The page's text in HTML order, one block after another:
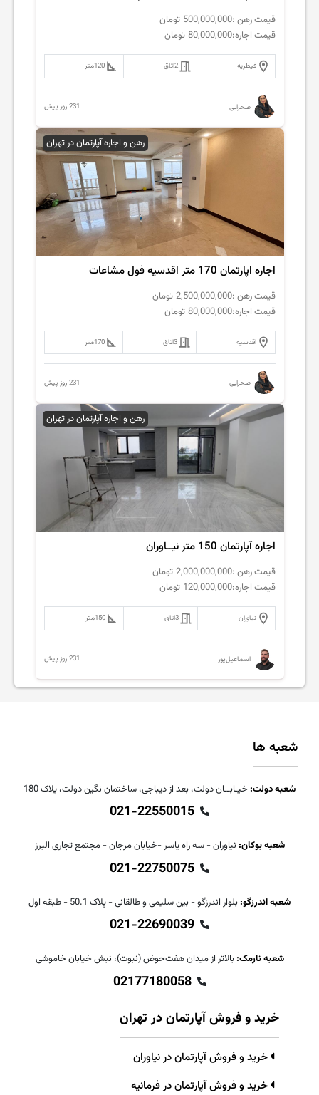
قیمت رهن :500,000,000 تومان
قیمت اجاره:80,000,000 تومان
قیطریه 2اتاق 120متر
صحرایی 231 روز پیش
رهن و اجاره آپارتمان در تهران
اجاره اپارتمان 170 متر اقدسیه فول مشاعات
قیمت رهن :2,500,000,000 تومان
قیمت اجاره:80,000,000 تومان
اقدسیه 3اتاق 170متر
صحرایی 231 روز پیش
رهن و اجاره آپارتمان در تهران
اجاره آپارتمان 150 متر نیــاوران
قیمت رهن :2,000,000,000 تومان
قیمت اجاره:120,000,000 تومان
نیاوران 3اتاق 150متر
اسماعیل‌پور 231 روز پیش
شعبه ها
شعبه دولت: خیـابــان دولت، بعد از دیباجی، ساختمان نگین دولت، پلاک 180
021-22550015
شعبه بوکان: نیاوران - سه راه یاسر -خیابان مرجان - مجتمع تجاری البرز
021-22750075
شعبه اندرزگو: بلوار اندرزگو - بین سلیمی و طالقانی - پلاک 50.1 - طبقه اول
021-22690039
شعبه نارمک: بالاتر از میدان هفت‌حوض (نبوت)، نبش خیابان خاموشی
02177180058
خرید و فروش آپارتمان در تهران
خرید و فروش آپارتمان در نیاوران
خرید و فروش آپارتمان در فرمانیه